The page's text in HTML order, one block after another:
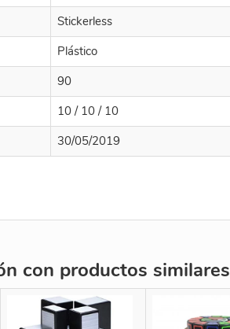
Stickerless
Plástico
90
10 / 10 / 10
30/05/2019
con productos similares